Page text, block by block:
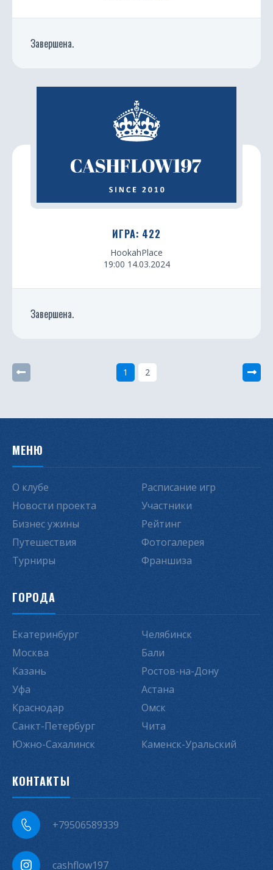
Завершена.
ИГРА: 422
HookahPlace
19:00 14.03.2024
Завершена.
1 2
МЕНЮ
О клубе
Новости проекта
Бизнес ужины
Путешествия
Турниры
Расписание игр
Участники
Рейтинг
Фотогалерея
Франшиза
ГОРОДА
Екатеринбург
Москва
Казань
Уфа
Краснодар
Санкт-Петербург
Южно-Сахалинск
Челябинск
Бали
Ростов-на-Дону
Астана
Омск
Чита
Каменск-Уральский
КОНТАКТЫ
+79506589339
cashflow197